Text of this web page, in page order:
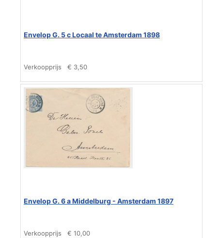
Envelop G. 5 c Locaal te Amsterdam 1898
Verkoopprijs € 3,50
Envelop G. 6 a Middelburg - Amsterdam 1897
Verkoopprijs € 10,00